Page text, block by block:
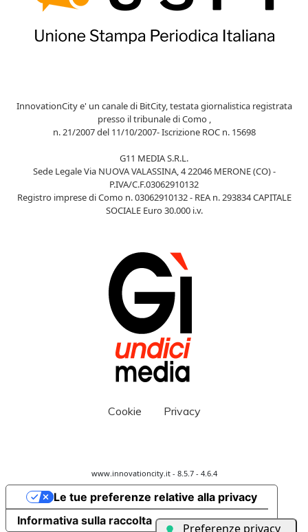
InnovationCity e' un canale di BitCity, testata giornalistica registrata
presso il tribunale di Como ,
n. 21/2007 del 11/10/2007- Iscrizione ROC n. 15698
G11 MEDIA S.R.L.
Sede Legale Via NUOVA VALASSINA, 4 22046 MERONE (CO) -
P.IVA/C.F.03062910132
Registro imprese di Como n. 03062910132 - REA n. 293834 CAPITALE
SOCIALE Euro 30.000 i.v.
Cookie Privacy
www.innovationcity.it - 8.5.7 - 4.6.4
Informativa sulla raccolta
Le tue preferenze relative alla privacy